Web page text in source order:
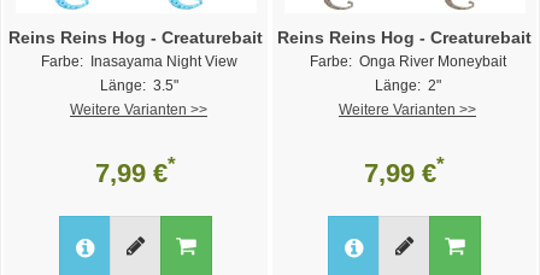
Reins Reins Hog - Creaturebait
Farbe: Inasayama Night View
Länge: 3.5"
Weitere Varianten >>
7,99 €*
Reins Reins Hog - Creaturebait
Farbe: Onga River Moneybait
Länge: 2"
Weitere Varianten >>
7,99 €*